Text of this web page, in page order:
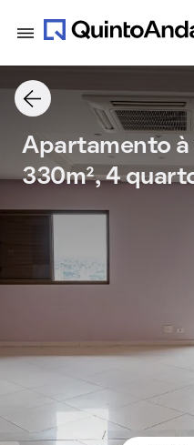
Apartamento à
330m², 4